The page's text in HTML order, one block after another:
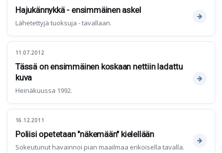
Hajukännykkä - ensimmäinen askel
Lähetettyjä tuoksuja - tavallaan.
11.07.2012
Tässä on ensimmäinen koskaan nettiin ladattu
kuva
Heinäkuussa 1992.
16.12.2011
Poliisi opetetaan "näkemään" kielellään
Sokeutunut havainnoi pian maailmaa erikoisella tavalla.